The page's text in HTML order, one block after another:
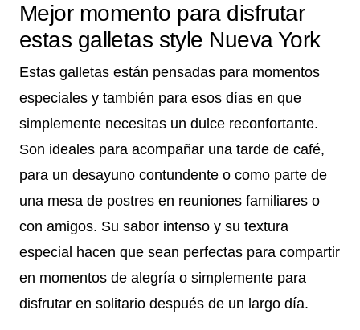
Mejor momento para disfrutar
estas galletas style Nueva York
Estas galletas están pensadas para momentos
especiales y también para esos días en que
simplemente necesitas un dulce reconfortante.
Son ideales para acompañar una tarde de café,
para un desayuno contundente o como parte de
una mesa de postres en reuniones familiares o
con amigos. Su sabor intenso y su textura
especial hacen que sean perfectas para compartir
en momentos de alegría o simplemente para
disfrutar en solitario después de un largo día.